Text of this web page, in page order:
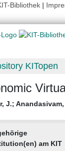
Bibliothek |
KITopen
J.; Anandasivam,
am KIT